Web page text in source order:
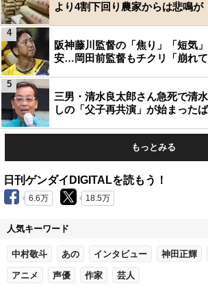
より4割下回り農家からは悲鳴が
阪神藤川監督の「焦り」「短気
安…岡田前監督もチクリ「崩れて
4
三男・清水良太郎さん急死で清
しの「父子再共演」が始まった
5
もっとみる
日刊ゲンダイDIGITALを読もう！
6.6万 18.5万
人気キーワード
中村敬斗 あの インタビュー 神田正輝
アニメ 声優 作家 芸人